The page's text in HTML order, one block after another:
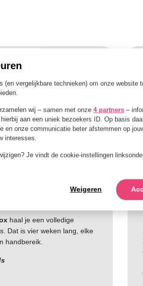
(en vergelijkbare technieken) om onze website
wij – samen met onze 4 partners –
aan een uniek bezoekers ID. Op basis
en onze communicatie beter afstemmen op
interesses.
Je vindt de cookie-instellingen
Weigeren
Box
haal je een volledige
Dat is vier weken lang, elke
handbereik.